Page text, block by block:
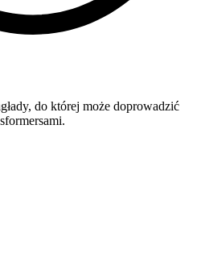
do której może doprowadzić